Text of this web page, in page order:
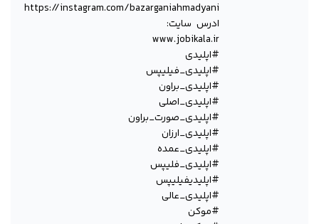
https://instagram.com/bazarganiahmadyani
ادرس سایت:
www.jobikala.ir
#اپلیدی
#اپلیدی_فیلیپس
#اپلیدی_براون
#اپلیدی_اصلی
#اپلیدی_صورت_براون
#اپلیدی_ارزان
#اپلیدی_عمده
#اپلیدی_فلیپس
#اپلیدیفیلیپس
#اپلیدی_عالی
#موکن